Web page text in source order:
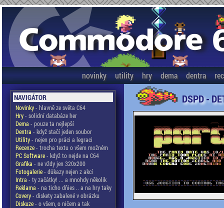
novinky utility hry dema dentra
NAVIGÁTOR
Novinky- hlavně ze světa C64
Hry- solidní databáze her
Dema - pouze ta nejlepší
Dentra - když stačí jeden soubor
Utility- nejen pro práci a legraci
Recenze- trocha textu o všem možném
PC Software- když to nejde na C64
Grafika - ne vždy jen 320x200
Fotogalerie- důkazy nejen z akcí
Intra - ty začátky! ... a mnohdy několik
Reklama - na ticho dňies .. a na hry taky
Covery- diskety zabalené v obrázku
Diskuze- o všem, o ničem a tak
DSPD -